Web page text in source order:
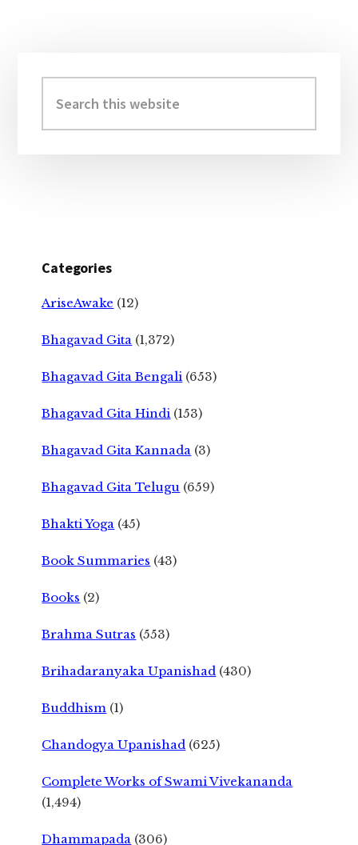
Sidebar
this
website
Categories
AriseAwake (12)
Bhagavad Gita (1,372)
Bhagavad Gita Bengali (653)
Bhagavad Gita Hindi (153)
Bhagavad Gita Kannada (3)
Bhagavad Gita Telugu (659)
Bhakti Yoga (45)
Book Summaries (43)
Books (2)
Brahma Sutras (553)
Brihadaranyaka Upanishad (430)
Buddhism (1)
Chandogya Upanishad (625)
Complete Works of Swami Vivekananda
(1,494)
Dhammapada (306)